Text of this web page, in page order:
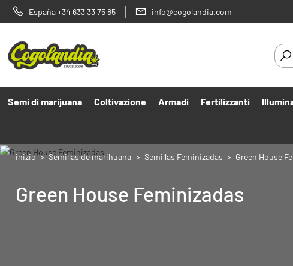
España +34 633 33 75 85 info@cogolandia.com
Semi di marijuana Coltivazione Armadi Fertilizzanti
inizio Semillas de marihuana Semillas Feminizadas Green House
Green House Feminizadas